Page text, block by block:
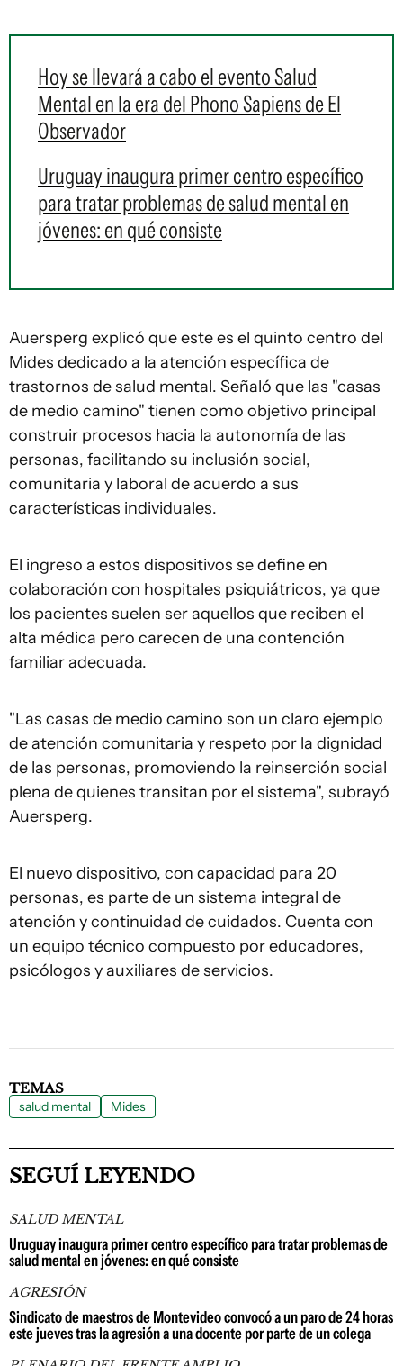
Hoy se llevará a cabo el evento Salud
Mental en la era del Phono Sapiens de El
Observador
Uruguay inaugura primer centro específico
para tratar problemas de salud mental en
jóvenes: en qué consiste
Auersperg explicó que este es el quinto centro del
Mides dedicado a la atención específica de
trastornos de salud mental. Señaló que las "casas
de medio camino" tienen como objetivo principal
construir procesos hacia la autonomía de las
personas, facilitando su inclusión social,
comunitaria y laboral de acuerdo a sus
características individuales.
El ingreso a estos dispositivos se define en
colaboración con hospitales psiquiátricos, ya que
los pacientes suelen ser aquellos que reciben el
alta médica pero carecen de una contención
familiar adecuada.
"Las casas de medio camino son un claro ejemplo
de atención comunitaria y respeto por la dignidad
de las personas, promoviendo la reinserción social
plena de quienes transitan por el sistema", subrayó
Auersperg.
El nuevo dispositivo, con capacidad para 20
personas, es parte de un sistema integral de
atención y continuidad de cuidados. Cuenta con
un equipo técnico compuesto por educadores,
psicólogos y auxiliares de servicios.
TEMAS
salud mental Mides
SEGUÍ LEYENDO
SALUD MENTAL
Uruguay inaugura primer centro específico para tratar problemas de
salud mental en jóvenes: en qué consiste
AGRESIÓN
Sindicato de maestros de Montevideo convocó a un paro de 24 horas
este jueves tras la agresión a una docente por parte de un colega